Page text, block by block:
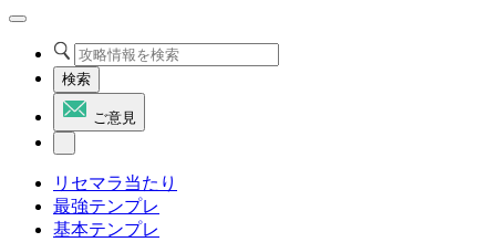
検索
ご意見
リセマラ当たり
最強テンプレ
基本テンプレ